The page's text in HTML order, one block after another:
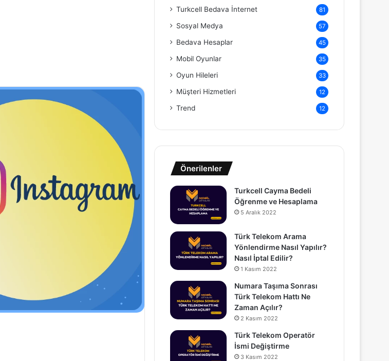
Turkcell Bedava İnternet 81
Sosyal Medya 57
Bedava Hesaplar 45
Mobil Oyunlar 35
Oyun Hileleri 33
Müşteri Hizmetleri 12
Trend 12
Önerilenler
Turkcell Cayma Bedeli
Öğrenme ve Hesaplama
5 Aralık 2022
Türk Telekom Arama
Yönlendirme Nasıl Yapılır?
Nasıl İptal Edilir?
1 Kasım 2022
Numara Taşıma Sonrası
Türk Telekom Hattı Ne
Zaman Açılır?
2 Kasım 2022
Türk Telekom Operatör
İsmi Değiştirme
3 Kasım 2022